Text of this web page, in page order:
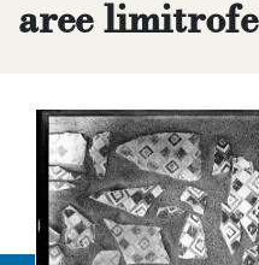
aree limitrofe